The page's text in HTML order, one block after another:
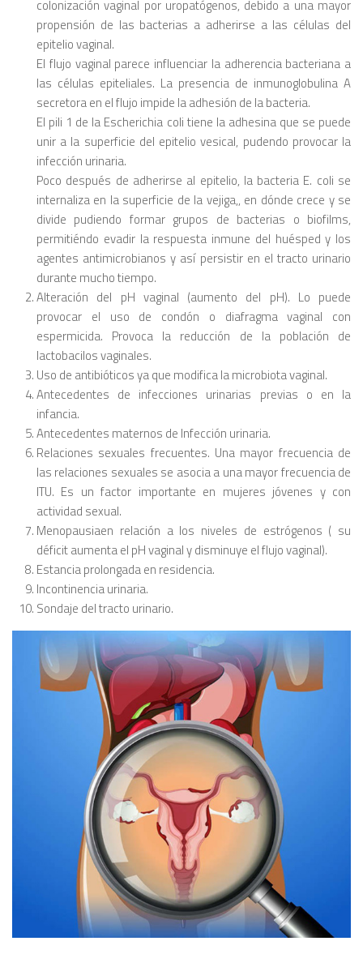
colonización vaginal por uropatógenos, debido a una mayor
propensión de las bacterias a adherirse a las células del
epitelio vaginal.
El flujo vaginal parece influenciar la adherencia bacteriana a
las células epiteliales. La presencia de inmunoglobulina A
secretora en el flujo impide la adhesión de la bacteria.
El pili 1 de la Escherichia coli tiene la adhesina que se puede
unir a la superficie del epitelio vesical, pudendo provocar la
infección urinaria.
Poco después de adherirse al epitelio, la bacteria E. coli se
internaliza en la superficie de la vejiga,, en dónde crece y se
divide pudiendo formar grupos de bacterias o biofilms,
permitiéndo evadir la respuesta inmune del huésped y los
agentes antimicrobianos y así persistir en el tracto urinario
durante mucho tiempo.
Alteración del pH vaginal (aumento del pH). Lo puede
provocar el uso de condón o diafragma vaginal con
espermicida. Provoca la reducción de la población de
lactobacilos vaginales.
Uso de antibióticos ya que modifica la microbiota vaginal.
Antecedentes de infecciones urinarias previas o en la
infancia.
Antecedentes maternos de Infección urinaria.
Relaciones sexuales frecuentes. Una mayor frecuencia de
las relaciones sexuales se asocia a una mayor frecuencia de
ITU. Es un factor importante en mujeres jóvenes y con
actividad sexual.
Menopausiaen relación a los niveles de estrógenos ( su
déficit aumenta el pH vaginal y disminuye el flujo vaginal).
Estancia prolongada en residencia.
Incontinencia urinaria.
Sondaje del tracto urinario.